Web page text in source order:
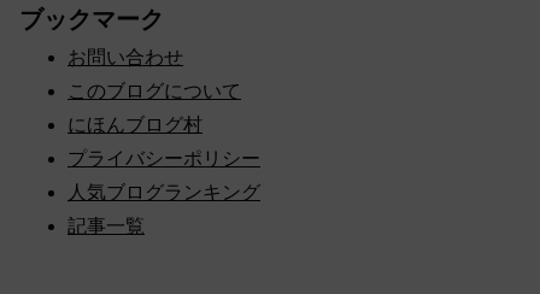
ブックマーク
お問い合わせ
このブログについて
にほんブログ村
プライバシーポリシー
人気ブログランキング
記事一覧